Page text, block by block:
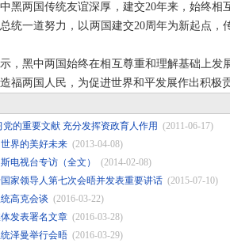
黑两国传统友谊深厚，建交20年来，始终
统一道努力，以两国建交20周年为新起点
，黑中两国始终在相互尊重和理解基础上
福两国人民，为促进世界和平发展作出积极
党的重要文献 充分发挥资政育人作用 (2011-06-17)
界的美好未来 (2013-04-08)
电视台专访（全文）
(2014-02-08)
家领导人第七次会晤并发表重要讲话 (2015-07-10)
高克会谈 (2016-03-22)
发表署名文章 (2016-03-28)
泽曼举行会晤 (2016-03-29)